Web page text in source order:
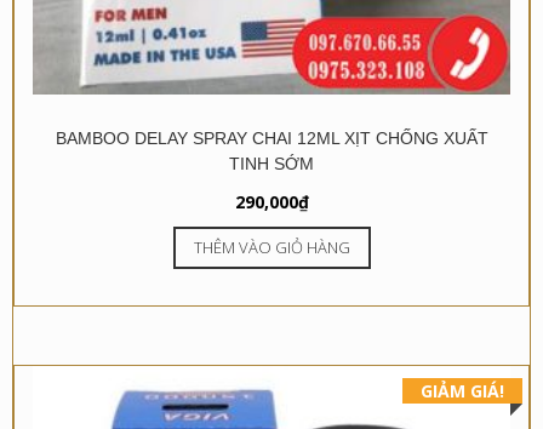
BAMBOO DELAY SPRAY CHAI 12ML XỊT CHỐNG XUẤT
TINH SỚM
290,000₫
THÊM VÀO GIỎ HÀNG
GIẢM GIÁ!